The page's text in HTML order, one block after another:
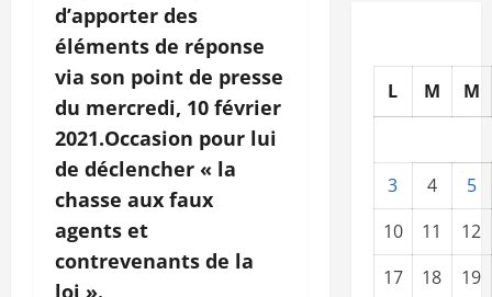
d’apporter des
éléments de réponse
via son point de presse
du mercredi, 10 février
2021.Occasion pour lui
de déclencher « la
chasse aux faux
agents et
contrevenants de la
loi ».
L M M
3 4
5
10
11
12
17
18
19